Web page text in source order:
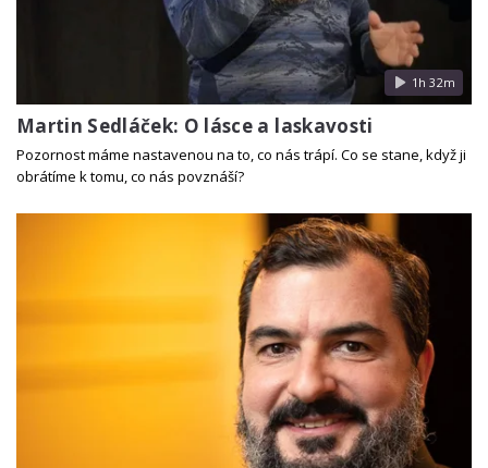
1h 32m
Martin Sedláček: O lásce a laskavosti
Pozornost máme nastavenou na to, co nás trápí. Co se stane, když ji
obrátíme k tomu, co nás povznáší?